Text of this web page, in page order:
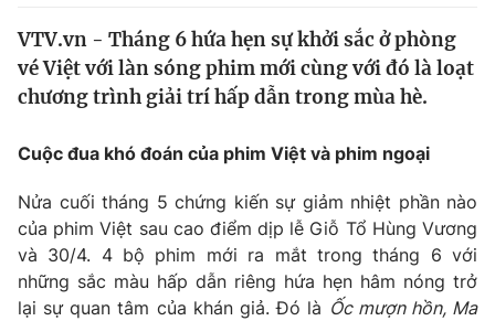
Thế giới
Câu chuyện quốc tế
Kinh tế
Tài chính
Thị trường
Góc doanh nghiệp
Dữ liệu và đời sống
Truyền hình
VTV.vn - Tháng 6 hứa hẹn sự khởi sắc ở phòng
vé Việt với làn sóng phim mới cùng với đó là loạt
chương trình giải trí hấp dẫn trong mùa hè.
Cuộc đua khó đoán của phim Việt và phim ngoại
Nửa cuối tháng 5 chứng kiến sự giảm nhiệt phần nào
của phim Việt sau cao điểm dịp lễ Giỗ Tổ Hùng Vương
và 30/4. 4 bộ phim mới ra mắt trong tháng 6 với
những sắc màu hấp dẫn riêng hứa hẹn hâm nóng trở
lại sự quan tâm của khán giả. Đó là Ốc mượn hồn, Ma